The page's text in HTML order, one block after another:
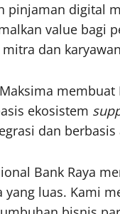
digital
value bagi
dan
ekosistem
dan berbasis
Bank Raya
luas. Kami